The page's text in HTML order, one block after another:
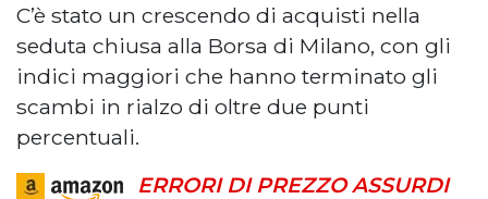
C’è stato un crescendo di acquisti nella
seduta chiusa alla Borsa di Milano, con gli
indici maggiori che hanno terminato gli
scambi in rialzo di oltre due punti
percentuali.
ERRORI DI PREZZO ASSURDI